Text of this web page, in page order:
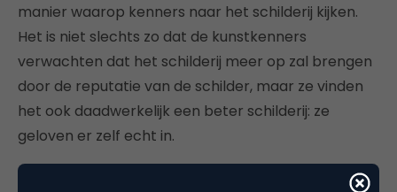
manier waarop kenners naar het schilderij kijken.
Het is niet slechts zo dat de kunstkenners
verwachten dat het schilderij meer op zal brengen
door de reputatie van de schilder, maar ze vinden
het ook daadwerkelijk een beter schilderij: ze
geloven er zelf echt in.